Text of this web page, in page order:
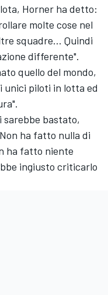
Horner ha detto:
molte cose nel
squadre... Quindi
differente".
quello del mondo,
unici piloti in lotta ed
sarebbe bastato,
ha fatto nulla di
ha fatto niente
ingiusto criticarlo